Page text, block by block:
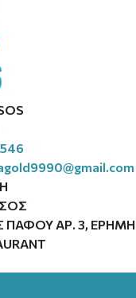
ΑΡ. 3, ΕΡΗΜΗ